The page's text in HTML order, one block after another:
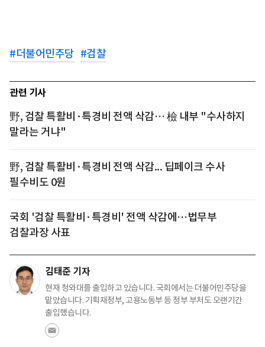
#더불어민주당 #검찰
관련 기사
野, 검찰 특활비·특경비 전액 삭감… 檢 내부 "수사하지
말라는 거냐"
野, 검찰 특활비·특경비 전액 삭감... 딥페이크 수사
필수비도 0원
국회 '검찰 특활비·특경비' 전액 삭감에…법무부
검찰과장 사표
김태준 기자
현재 청와대를 출입하고 있습니다. 국회에서는 더불어민주당을
맡았습니다. 기획재정부, 고용노동부 등 정부 부처도 오랜기간
출입했습니다.